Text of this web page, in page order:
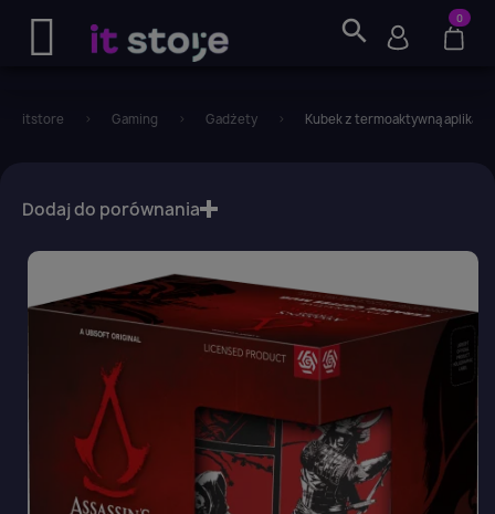
search 0
itstore Gaming Gadżety Kubek z termoaktywną
Dodaj do porównania